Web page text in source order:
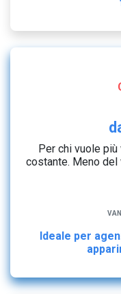
Per chi vuole
costante. Meno del
Ideale per